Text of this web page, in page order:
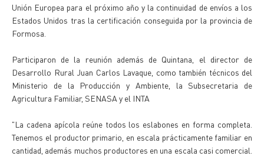
Unión Europea para el próximo año y la continuidad de envíos a los
Estados Unidos tras la certificación conseguida por la provincia de
Formosa.
Participaron de la reunión además de Quintana, el director de
Desarrollo Rural Juan Carlos Lavaque, como también técnicos del
Ministerio de la Producción y Ambiente, la Subsecretaria de
Agricultura Familiar, SENASA y el INTA
"La cadena apícola reúne todos los eslabones en forma completa.
Tenemos el productor primario, en escala prácticamente familiar en
cantidad, además muchos productores en una escala casi comercial.